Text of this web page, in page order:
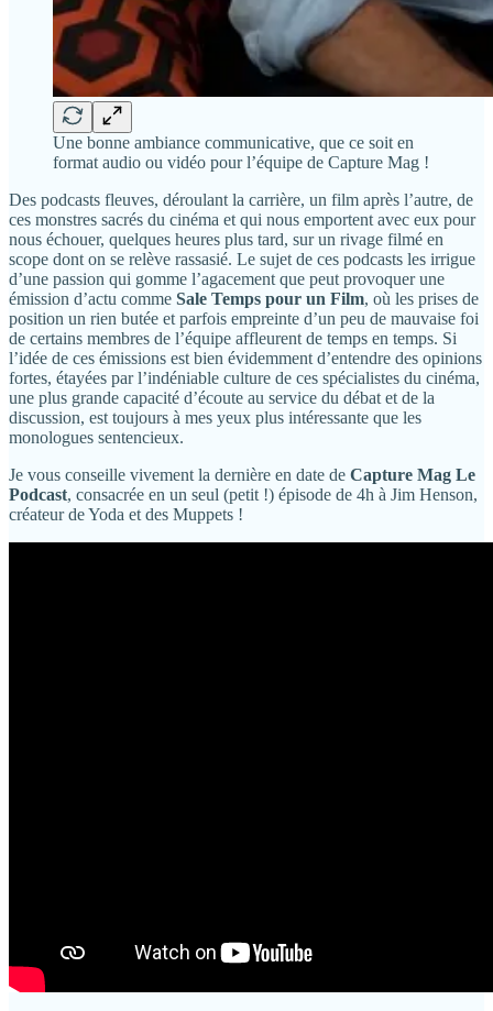
Une bonne ambiance communicative, que ce soit en
format audio ou vidéo pour l’équipe de Capture Mag !
Des podcasts fleuves, déroulant la carrière, un film après l’autre, de
ces monstres sacrés du cinéma et qui nous emportent avec eux pour
nous échouer, quelques heures plus tard, sur un rivage filmé en
scope dont on se relève rassasié. Le sujet de ces podcasts les irrigue
d’une passion qui gomme l’agacement que peut provoquer une
émission d’actu comme Sale Temps pour un Film, où les prises de
position un rien butée et parfois empreinte d’un peu de mauvaise foi
de certains membres de l’équipe affleurent de temps en temps. Si
l’idée de ces émissions est bien évidemment d’entendre des opinions
fortes, étayées par l’indéniable culture de ces spécialistes du cinéma,
une plus grande capacité d’écoute au service du débat et de la
discussion, est toujours à mes yeux plus intéressante que les
monologues sentencieux.
Je vous conseille vivement la dernière en date de Capture Mag Le
Podcast, consacrée en un seul (petit !) épisode de 4h à Jim Henson,
créateur de Yoda et des Muppets !